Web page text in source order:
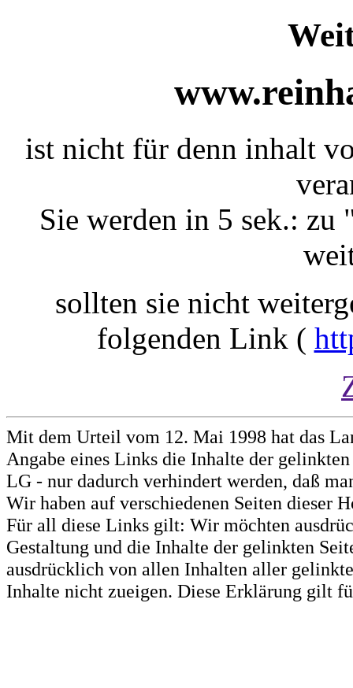
ist nicht für denn inhalt
Sie werden in 5 sek.: zu
sollten sie nicht
folgenden Link (
Mit dem Urteil vom 12. Mai 1998 hat das
Angabe eines Links die Inhalte der
LG - nur dadurch verhindert werden, daß
Wir haben auf verschiedenen Seiten dieser
Für all diese Links gilt: Wir möchten
Gestaltung und die Inhalte der gelinkten
ausdrücklich von allen Inhalten aller
Inhalte nicht zueigen. Diese Erklärung gilt